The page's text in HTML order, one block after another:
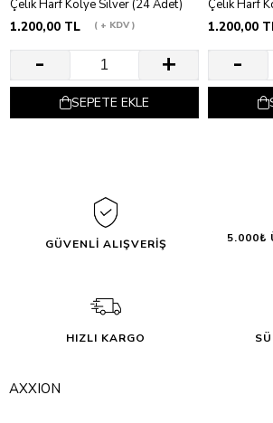
Çelik Harf Kolye Silver (24 Adet)
1.200,00 TL
+ KDV
SEPETE EKLE
Çelik Harf
1.200,00
GÜVENLİ ALIŞVERİŞ
5.000₺
HIZLI KARGO
AXXION